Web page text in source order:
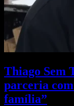
Thiago Sem
parceria
família”